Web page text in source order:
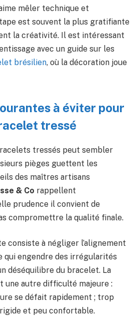
mêler technique et
est souvent la plus gratifiante
la créativité. Il est intéressant
avec un guide sur les
brésilien, où la décoration joue
à éviter pour
tressé
tressés peut sembler
pièges guettent les
des maîtres artisans
& Co rappellent
prudence il convient de
compromettre la qualité finale.
consiste à négliger l’alignement
qui engendre des irrégularités
déséquilibre du bracelet. La
une autre difficulté majeure :
se défait rapidement ; trop
et peu confortable.